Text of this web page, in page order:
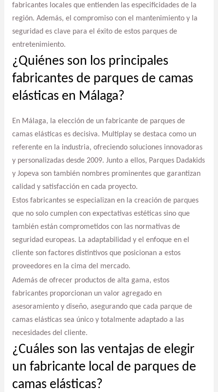
fabricantes locales que entienden las especificidades de la
región. Además, el compromiso con el mantenimiento y la
seguridad es clave para el éxito de estos parques de
entretenimiento.
¿Quiénes son los principales
fabricantes de parques de camas
elásticas en Málaga?
En Málaga, la elección de un fabricante de parques de
camas elásticas es decisiva. Multiplay se destaca como un
referente en la industria, ofreciendo soluciones innovadoras
y personalizadas desde 2009. Junto a ellos, Parques Dadakids
y Jopeva son también nombres prominentes que garantizan
calidad y satisfacción en cada proyecto.
Estos fabricantes se especializan en la creación de parques
que no solo cumplen con expectativas estéticas sino que
también están comprometidos con las normativas de
seguridad europeas. La adaptabilidad y el enfoque en el
cliente son factores distintivos que posicionan a estos
proveedores en la cima del mercado.
Además de ofrecer productos de alta gama, estos
fabricantes proporcionan un valor agregado en
asesoramiento y diseño, asegurando que cada parque de
camas elásticas sea único y totalmente adaptado a las
necesidades del cliente.
¿Cuáles son las ventajas de elegir
un fabricante local de parques de
camas elásticas?